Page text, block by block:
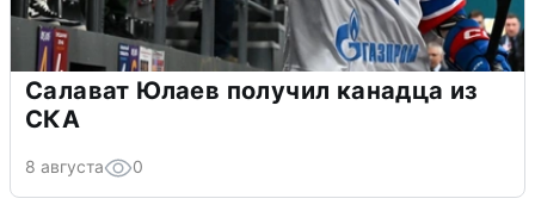
Салават Юлаев получил канадца из
СКА
8 августа 0